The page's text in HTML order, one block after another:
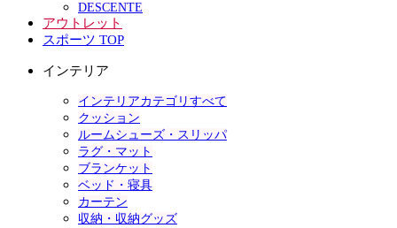
DESCENTE
アウトレット
スポーツ TOP
インテリア
インテリアカテゴリすべて
クッション
ルームシューズ・スリッパ
ラグ・マット
ブランケット
ベッド・寝具
カーテン
収納・収納グッズ